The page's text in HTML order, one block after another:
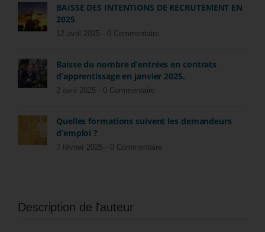
BAISSE DES INTENTIONS DE RECRUTEMENT EN
2025
12 avril 2025 - 0 Commentaire
Baisse du nombre d’entrées en contrats
d’apprentissage en janvier 2025.
2 avril 2025 - 0 Commentaire
Quelles formations suivent les demandeurs
d’emploi ?
7 février 2025 - 0 Commentaire
Description de l'auteur